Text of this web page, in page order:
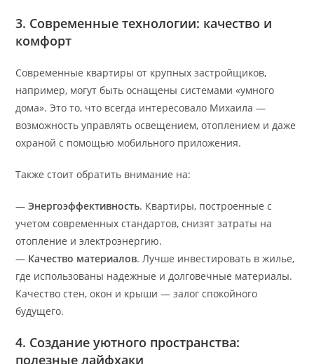
3. Современные технологии: качество и
комфорт
Современные квартиры от крупных застройщиков,
например, могут быть оснащены системами «умного
дома». Это то, что всегда интересовало Михаила —
возможность управлять освещением, отоплением и даже
охраной с помощью мобильного приложения.
Также стоит обратить внимание на:
—Энергоэффективность. Квартиры, построенные с
учетом современных стандартов, снизят затраты на
отопление и электроэнергию.
— Качество материалов. Лучше инвестировать в жилье,
где использованы надежные и долговечные материалы.
Качество стен, окон и крыши — залог спокойного
будущего.
4. Создание уютного пространства:
полезные лайфхаки